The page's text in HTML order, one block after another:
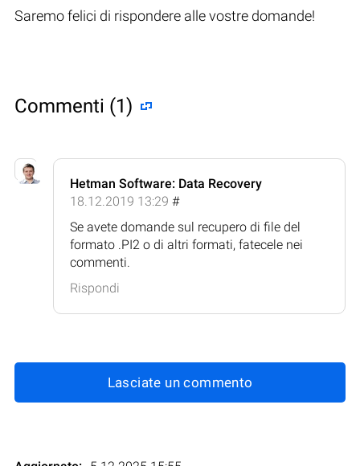
Saremo felici di rispondere alle vostre domande!
Commenti (1)
Hetman Software: Data Recovery
18.12.2019 13:29 #
Se avete domande sul recupero di file del
formato .PI2 o di altri formati, fatecele nei
commenti.
Rispondi
Lasciate un commento